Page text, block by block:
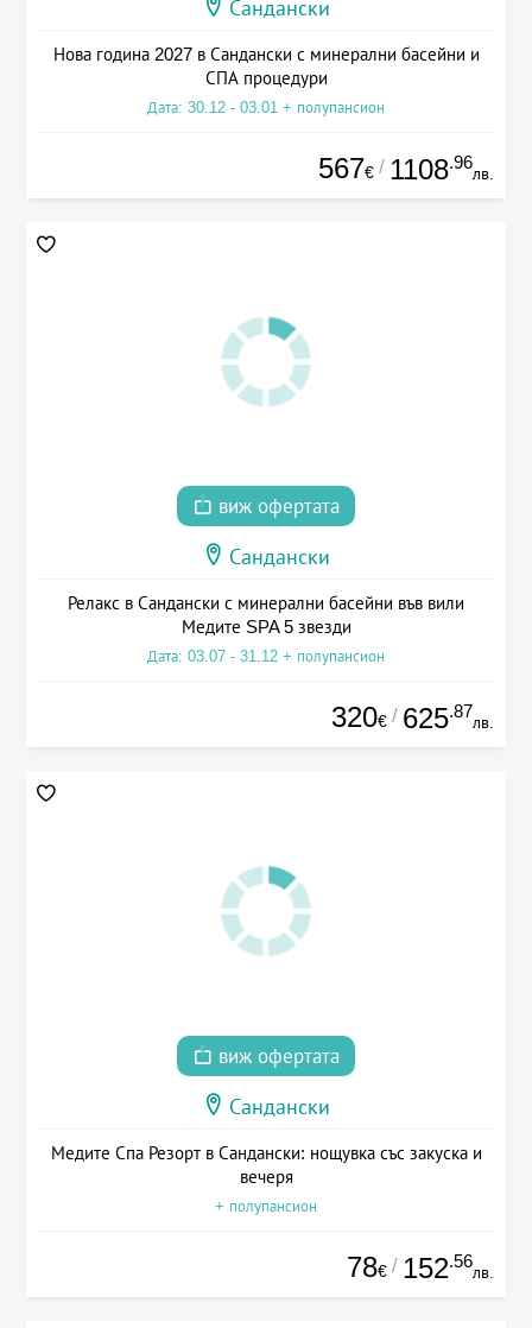
Сандански
Нова година 2027 в Сандански с минерални басейни и
СПА процедури
Дата: 30.12 - 03.01 + полупансион
567€ / 1108.96
лв.
виж офертата
Сандански
Релакс в Сандански с минерални басейни във вили
Медите SPA 5 звезди
Дата: 03.07 - 31.12 + полупансион
320€ / 625.87
лв.
виж офертата
Сандански
Медите Спа Резорт в Сандански: нощувка със закуска и
вечеря
+ полупансион
78€ / 152.56
лв.